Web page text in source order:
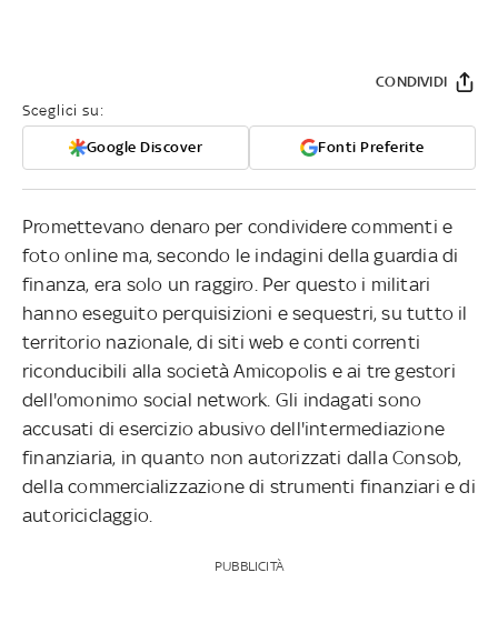
Sceglici su:
Google Discover Fonti Preferite
CONDIVIDI
Promettevano denaro per condividere commenti e
foto online ma, secondo le indagini della guardia di
finanza, era solo un raggiro. Per questo i militari
hanno eseguito perquisizioni e sequestri, su tutto il
territorio nazionale, di siti web e conti correnti
riconducibili alla società Amicopolis e ai tre gestori
dell'omonimo social network. Gli indagati sono
accusati di esercizio abusivo dell'intermediazione
finanziaria, in quanto non autorizzati dalla Consob,
della commercializzazione di strumenti finanziari e di
autoriciclaggio.
PUBBLICITÀ